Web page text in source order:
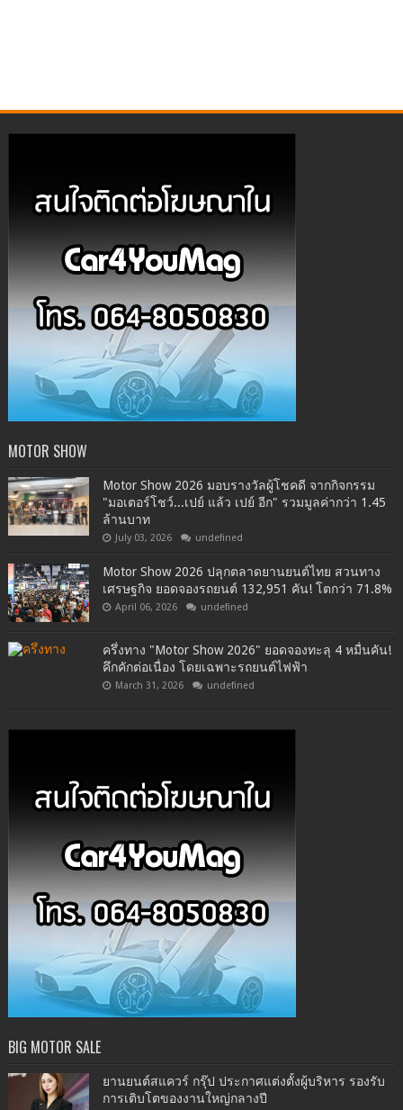
MOTOR SHOW
Motor Show 2026 มอบรางวัลผู้โชคดี จากกิจกรรม
"มอเตอร์โชว์...เปย์ แล้ว เปย์ อีก" รวมมูลค่ากว่า 1.45
ล้านบาท
July 03, 2026 undefined
Motor Show 2026 ปลุกตลาดยานยนต์ไทย สวนทาง
เศรษฐกิจ ยอดจองรถยนต์ 132,951 คัน! โตกว่า 71.8%
April 06, 2026 undefined
ครึ่งทาง "Motor Show 2026" ยอดจองทะลุ 4 หมื่นคัน!
คึกคักต่อเนื่อง โดยเฉพาะรถยนต์ไฟฟ้า
March 31, 2026 undefined
BIG MOTOR SALE
ยานยนต์สแควร์ กรุ๊ป ประกาศแต่งตั้งผู้บริหาร รองรับ
การเติบโตของงานใหญ่กลางปี